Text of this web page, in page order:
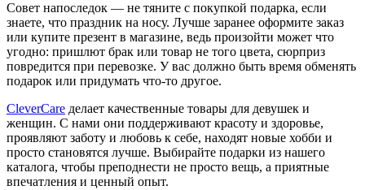
Совет напоследок — не тяните с покупкой подарка, если
знаете, что праздник на носу. Лучше заранее оформите заказ
или купите презент в магазине, ведь произойти может что
угодно: пришлют брак или товар не того цвета, сюрприз
повредится при перевозке. У вас должно быть время обменять
подарок или придумать что-то другое.
CleverCare делает качественные товары для девушек и
женщин. С нами они поддерживают красоту и здоровье,
проявляют заботу и любовь к себе, находят новые хобби и
просто становятся лучше. Выбирайте подарки из нашего
каталога, чтобы преподнести не просто вещь, а приятные
впечатления и ценный опыт.